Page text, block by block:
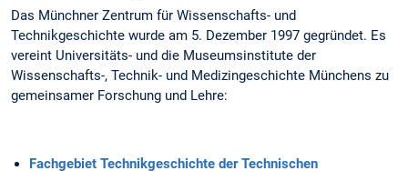
Das Münchner Zentrum für Wissenschafts- und
Technikgeschichte wurde am 5. Dezember 1997 gegründet. Es
vereint Universitäts- und die Museumsinstitute der
Wissenschafts-, Technik- und Medizingeschichte Münchens zu
gemeinsamer Forschung und Lehre:
Fachgebiet Technikgeschichte der Technischen